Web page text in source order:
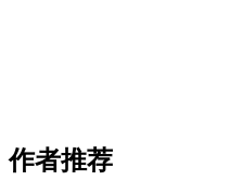
作者推荐